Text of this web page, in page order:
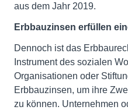
aus dem Jahr 2019.
Erbbauzinsen erfüllen
Dennoch ist das
Instrument des sozialen
Organisationen oder
Erbbauzinsen, um ihre
zu können. Unternehmen